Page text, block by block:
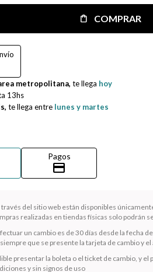
COMPRAR
metropolitana, te llega hoy
13hs
te llega entre lunes y martes
Pagos
credit_card
través del sitio web están disponibles
realizadas en tiendas físicas solo podrán
un cambio es de 30 días desde la fecha
que se presente la tarjeta de cambio y
presentar la boleta o el ticket de cambio, y
y sin signos de uso